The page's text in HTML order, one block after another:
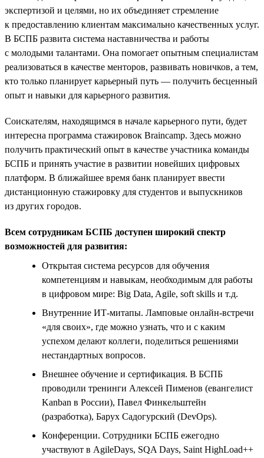
экспертизой и целями, но их объединяет стремление
к предоставлению клиентам максимально качественных услуг.
В БСПБ развита система наставничества и работы
с молодыми талантами. Она помогает опытным специалистам
реализоваться в качестве менторов, развивать новичков, а тем,
кто только планирует карьерный путь — получить бесценный
опыт и навыки для карьерного развития.
Соискателям, находящимся в начале карьерного пути, будет
интересна программа стажировок Braincamp. Здесь можно
получить практический опыт в качестве участника команды
БСПБ и принять участие в развитии новейших цифровых
платформ. В ближайшее время банк планирует ввести
дистанционную стажировку для студентов и выпускников
из других городов.
Всем сотрудникам БСПБ доступен широкий спектр
возможностей для развития:
Открытая система ресурсов для обучения
компетенциям и навыкам, необходимым для работы
в цифровом мире: Big Data, Agile, soft skills и т.д.
Внутренние ИТ-митапы. Ламповые онлайн-встречи
«для своих», где можно узнать, что и с каким
успехом делают коллеги, поделиться решениями
нестандартных вопросов.
Внешнее обучение и сертификация. В БСПБ
проводили тренинги Алексей Пименов (евангелист
Kanban в России), Павел Финкельштейн
(разработка), Барух Садогурский (DevOps).
Конференции. Сотрудники БСПБ ежегодно
участвуют в AgileDays, SQA Days, Saint HighLoad++